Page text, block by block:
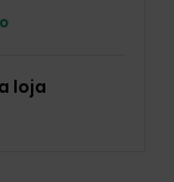
loja